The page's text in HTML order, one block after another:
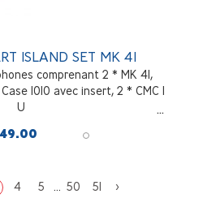
ISLAND SET MK 41
comprenant 2 * MK 41,
1010 avec insert, 2 * CMC 1
U
4 5 ... 50 51 >